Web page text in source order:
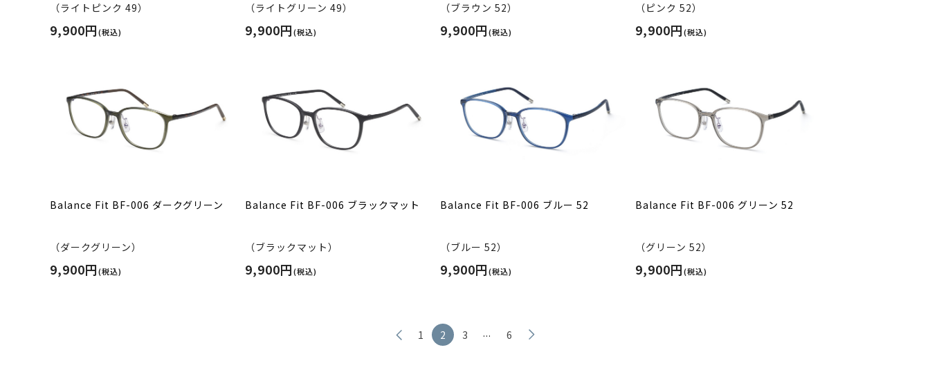
（ライトピンク 49）
9,900円(税込)
（ライトグリーン 49）
9,900円(税込)
（ブラウン 52）
9,900円(税込)
（ピンク 52）
9,900円(税込)
Balance Fit BF-006 ダークグリーン
（ダークグリーン）
9,900円(税込)
Balance Fit BF-006 ブラックマット
（ブラックマット）
9,900円(税込)
Balance Fit BF-006 ブルー 52
（ブルー 52）
9,900円(税込)
Balance Fit BF-006 グリーン 52
（グリーン 52）
9,900円(税込)
1 2 3 ... 6